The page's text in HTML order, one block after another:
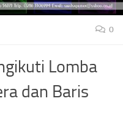
0
Lomba
dan Baris